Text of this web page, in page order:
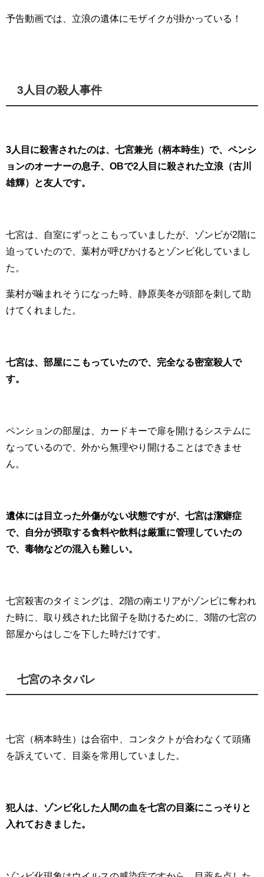
予告動画では、立浪の遺体にモザイクが掛かっている！
3人目の殺人事件
3人目に殺害されたのは、七宮兼光（柄本時生）で、ペンシ
ョンのオーナーの息子、OBで2人目に殺された立浪（古川
雄輝）と友人です。
七宮は、自室にずっとこもっていましたが、ゾンビが2階に
迫っていたので、葉村が呼びかけるとゾンビ化していまし
た。
葉村が噛まれそうになった時、静原美冬が頭部を刺して助
けてくれました。
七宮は、部屋にこもっていたので、完全なる密室殺人で
す。
ペンションの部屋は、カードキーで扉を開けるシステムに
なっているので、外から無理やり開けることはできませ
ん。
遺体には目立った外傷がない状態ですが、七宮は潔癖症
で、自分が摂取する食料や飲料は厳重に管理していたの
で、毒物などの混入も難しい。
七宮殺害のタイミングは、2階の南エリアがゾンビに奪われ
た時に、取り残された比留子を助けるために、3階の七宮の
部屋からはしごを下した時だけです。
七宮のネタバレ
七宮（柄本時生）は合宿中、コンタクトが合わなくて頭痛
を訴えていて、目薬を常用していました。
犯人は、ゾンビ化した人間の血を七宮の目薬にこっそりと
入れておきました。